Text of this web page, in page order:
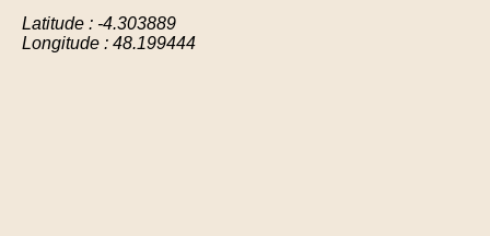
Latitude : -4.303889
Longitude : 48.199444